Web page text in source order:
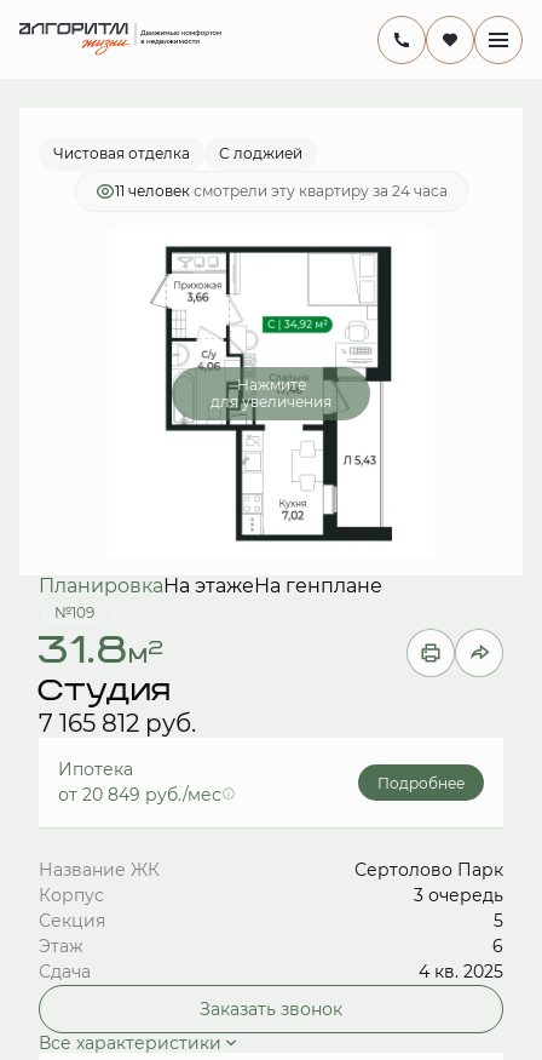
Студия 31.8 м
7 165 812 руб.
от 20 849 руб./мес.
Чистовая отделка С лоджией
11 человек смотрели эту квартиру за 24 часа
Нажмите
для увеличения
ПланировкаНа этажеНа генплане
№109
31.8м2
Студия
7 165 812 руб.
Ипотека
от 20 849 руб./мес
Подробнее
Название ЖК
Сертолово Парк
Корпус
3 очередь
Секция
5
Этаж
6
Сдача
4 кв. 2025
Заказать звонок
Все характеристики